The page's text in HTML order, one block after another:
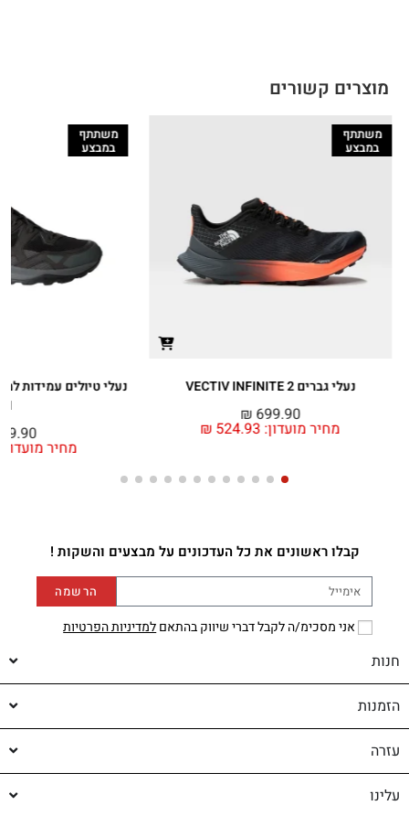
מוצרים קשורים
משתתף
במבצע
נעלי גברים VECTIV INFINITE 2
מחיר מועדון: ₪ 524.93
₪ 699.90
משתתף
במבצע
III
מחיר
קבלו ראשונים את כל העדכונים על מבצעים והשקות !
אני מסכימ/ה לקבל דברי שיווק בהתאםלמדיניות הפרטיות
הרשמה
חנות
הזמנות
עזרה
עלינו